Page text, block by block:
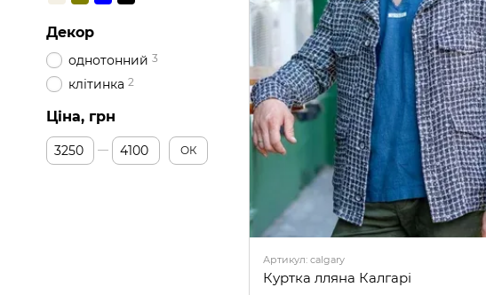
Артикул: calgary
Куртка лляна Калгарі
Декор
однотонний 3
клітинка 2
Ціна, грн
Від Ціна, грн
До Ціна, грн ОК